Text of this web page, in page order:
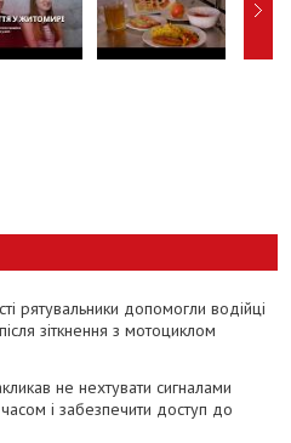
рятувальники допомогли водійці
зіткнення з мотоциклом
не нехтувати сигналами
і забезпечити доступ до